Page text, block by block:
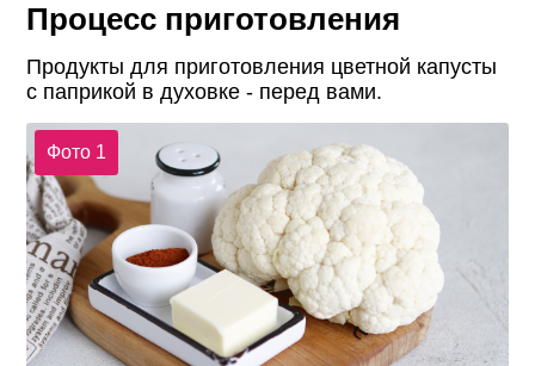
Процесс приготовления
Продукты для приготовления цветной капусты
с паприкой в духовке - перед вами.
Фото 1